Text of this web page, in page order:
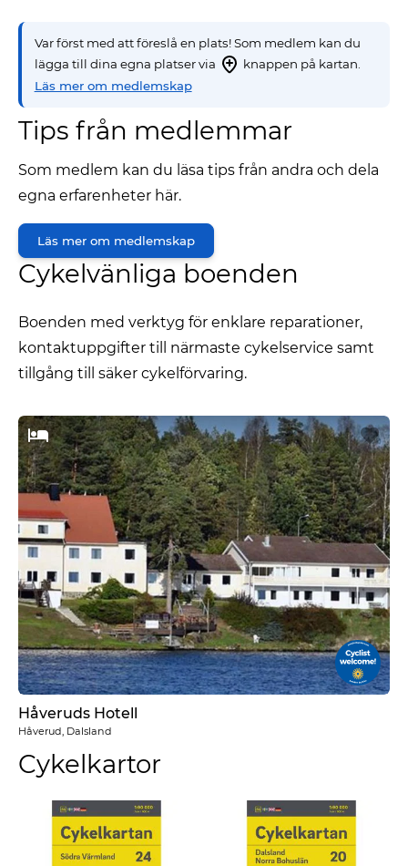
Var först med att föreslå en plats! Som medlem kan du
lägga till dina egna platser via
knappen på kartan.
Läs mer om medlemskap
Tips från medlemmar
Som medlem kan du läsa tips från andra och dela
egna erfarenheter här.
Läs mer om medlemskap
Cykelvänliga boenden
Boenden med verktyg för enklare reparationer,
kontaktuppgifter till närmaste cykelservice samt
tillgång till säker cykelförvaring.
Håveruds Hotell
Håverud, Dalsland
Cykelkartor